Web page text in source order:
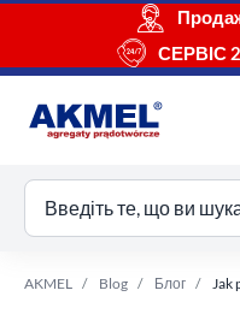
СЕРВІС
кошик
Введіть те, що ви
AKMEL Blog Блог Jak